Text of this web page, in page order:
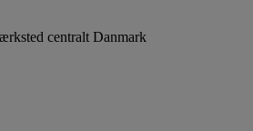
centralt Danmark